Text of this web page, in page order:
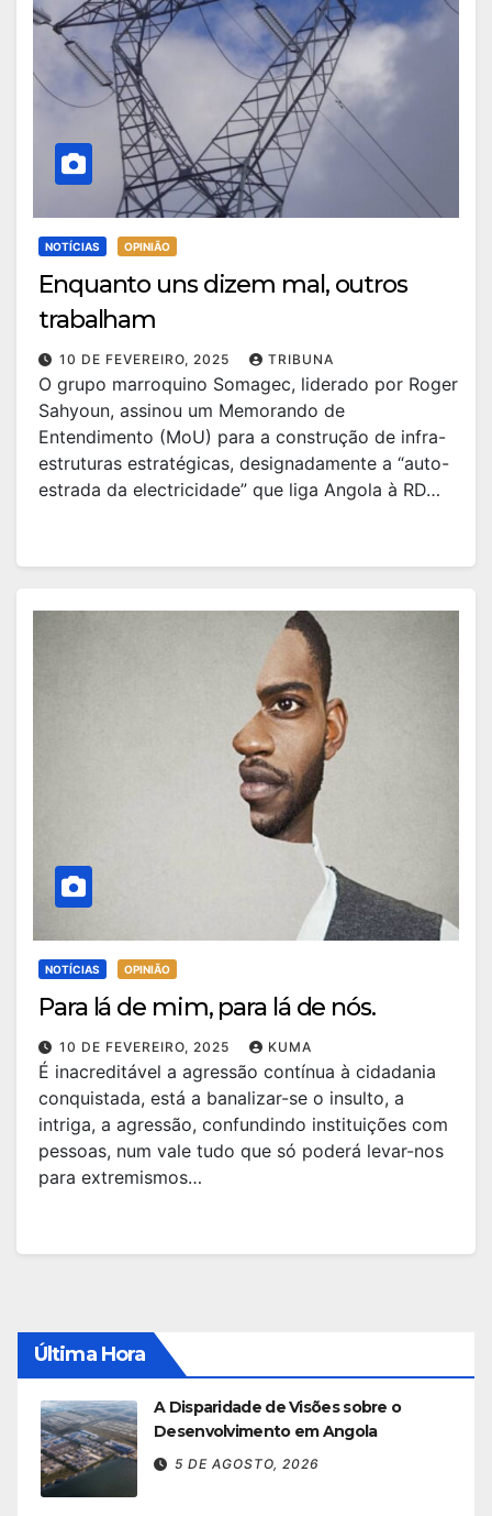
NOTÍCIAS OPINIÃO
Enquanto uns dizem mal, outros
trabalham
10 DE FEVEREIRO, 2025 TRIBUNA
O grupo marroquino Somagec, liderado por Roger
Sahyoun, assinou um Memorando de
Entendimento (MoU) para a construção de infra-
estruturas estratégicas, designadamente a “auto-
estrada da electricidade” que liga Angola à RD…
NOTÍCIAS OPINIÃO
Para lá de mim, para lá de nós.
10 DE FEVEREIRO, 2025 KUMA
É inacreditável a agressão contínua à cidadania
conquistada, está a banalizar-se o insulto, a
intriga, a agressão, confundindo instituições com
pessoas, num vale tudo que só poderá levar-nos
para extremismos…
Última Hora
A Disparidade de Visões sobre o
Desenvolvimento em Angola
5 DE AGOSTO, 2026